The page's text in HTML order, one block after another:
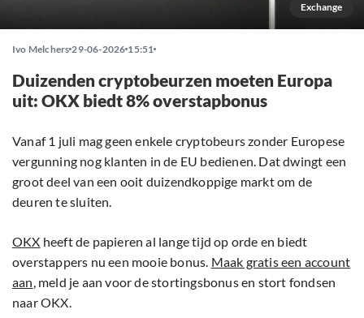
Exchange
Ivo Melchers 29-06-2026 15:51
Duizenden cryptobeurzen moeten Europa
uit: OKX biedt 8% overstapbonus
Vanaf 1 juli mag geen enkele cryptobeurs zonder Europese
vergunning nog klanten in de EU bedienen. Dat dwingt een
groot deel van een ooit duizendkoppige markt om de
deuren te sluiten.
OKX heeft de papieren al lange tijd op orde en biedt
overstappers nu een mooie bonus. Maak gratis een account
aan, meld je aan voor de stortingsbonus en stort fondsen
naar OKX.